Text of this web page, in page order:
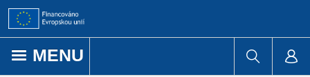
Přejít k obsahu
MENU